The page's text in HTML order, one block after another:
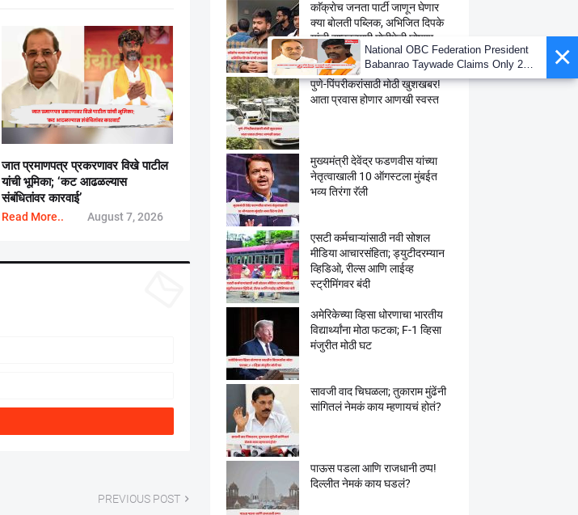
जात प्रमाणपत्र प्रकरणावर विखे पाटील
यांची भूमिका; ‘कट आढळल्यास
संबंधितांवर कारवाई’
Read More.. August 7, 2026
PREVIOUS POST
काॅक्राेच जनता पार्टी जाणून घेणार
क्या बाेलती पब्लिक, अभिजित दिपके
यांची राष्ट्रव्यापी माेहीमेची घाेषणा
पुणे-पिंपरीकरांसाठी मोठी खुशखबर!
आता प्रवास होणार आणखी स्वस्त
मुख्यमंत्री देवेंद्र फडणवीस यांच्या
नेतृत्वाखाली 10 ऑगस्टला मुंबईत
भव्य तिरंगा रॅली
एसटी कर्मचाऱ्यांसाठी नवी सोशल
मीडिया आचारसंहिता; ड्युटीदरम्यान
व्हिडिओ, रील्स आणि लाईव्ह
स्ट्रीमिंगवर बंदी
अमेरिकेच्या व्हिसा धोरणाचा भारतीय
विद्यार्थ्यांना मोठा फटका; F-1 व्हिसा
मंजुरीत मोठी घट
सावजी वाद चिघळला; तुकाराम मुंढेंनी
सांगितलं नेमकं काय म्हणायचं होतं?
पाऊस पडला आणि राजधानी ठप्प!
दिल्लीत नेमकं काय घडलं?
×
National OBC Federation President
Babanrao Taywade Claims Only 27
Kunbi Certificates Issued in
Marathwada After September 2 GR;